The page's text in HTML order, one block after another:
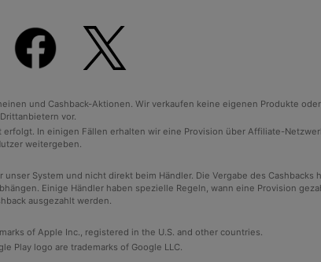
und Cashback-Aktionen. Wir verkaufen keine eigenen Produkte
Drittanbietern vor.
In einigen Fällen erhalten wir eine Provision über Affiliate-
weitergeben.
System und nicht direkt beim Händler. Die Vergabe des
Einige Händler haben spezielle Regeln, wann eine Provision
ausgezahlt werden.
of Apple Inc., registered in the U.S. and other countries.
Play logo are trademarks of Google LLC.